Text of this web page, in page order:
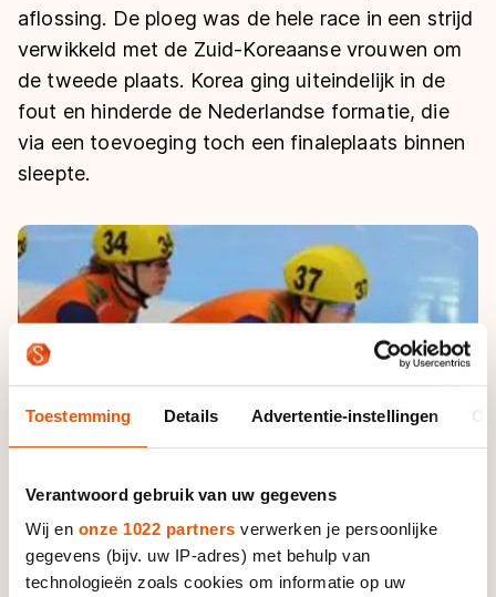
Toestemming Details Advertentie-instellingen
Verantwoord gebruik van uw gegevens
Wij en onze 1022 partners verwerken je persoonlijke
gegevens (bijv. uw IP-adres) met behulp van
technologieën zoals cookies om informatie op uw
Shorttrack
Inlineskaten
Kunstschaatsen
Schoonrijden
Natuurijs
Langebaan
Shorttrack
Marathon
Inlineskaten
Kunstschaatsen
Tijden & historie
Ranglijsten Langebaan
Persoonlijke records & tijden
Historie & statistiek
De weg op
Inschrijven wedstrijden
Deze zomer de weg op
Waar kan ik schaatsen en skaten?
Schaatsfans
Alles voor jou als schaatsfan
Evenementen
Tickets
Livestreams
Word schaatsfan!
Winacties
Olympische Spelen
Olympische Spelen
Medaille overzicht
Medaillespiegel
Olympische uitslagen
aflossing. De ploeg was de hele race in een strijd
verwikkeld met de Zuid-Koreaanse vrouwen om
de tweede plaats. Korea ging uiteindelijk in de
fout en hinderde de Nederlandse formatie, die
via een toevoeging toch een finaleplaats binnen
sleepte.